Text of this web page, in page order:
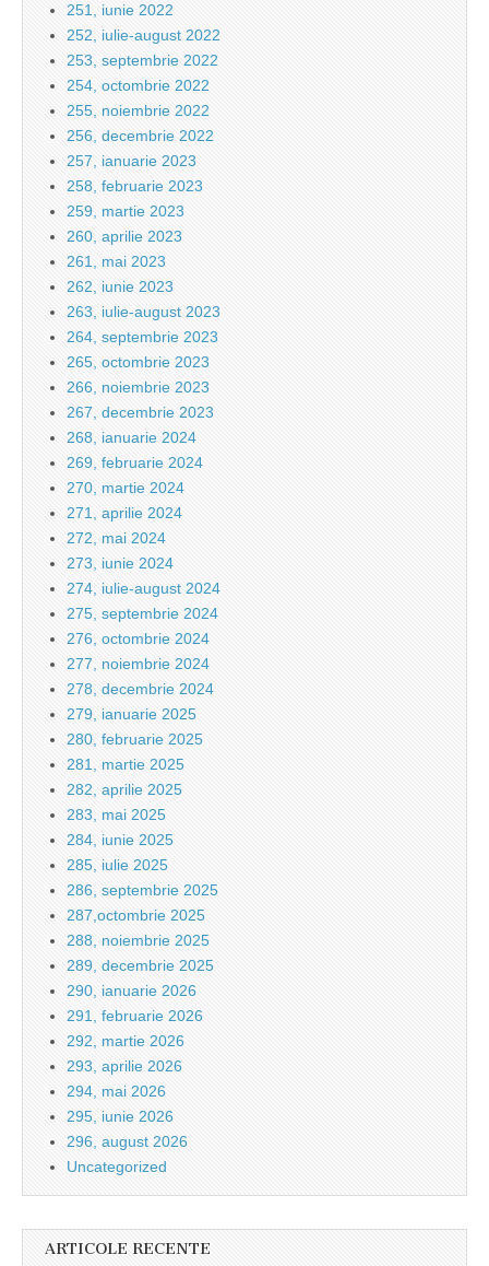
251, iunie 2022
252, iulie-august 2022
253, septembrie 2022
254, octombrie 2022
255, noiembrie 2022
256, decembrie 2022
257, ianuarie 2023
258, februarie 2023
259, martie 2023
260, aprilie 2023
261, mai 2023
262, iunie 2023
263, iulie-august 2023
264, septembrie 2023
265, octombrie 2023
266, noiembrie 2023
267, decembrie 2023
268, ianuarie 2024
269, februarie 2024
270, martie 2024
271, aprilie 2024
272, mai 2024
273, iunie 2024
274, iulie-august 2024
275, septembrie 2024
276, octombrie 2024
277, noiembrie 2024
278, decembrie 2024
279, ianuarie 2025
280, februarie 2025
281, martie 2025
282, aprilie 2025
283, mai 2025
284, iunie 2025
285, iulie 2025
286, septembrie 2025
287,octombrie 2025
288, noiembrie 2025
289, decembrie 2025
290, ianuarie 2026
291, februarie 2026
292, martie 2026
293, aprilie 2026
294, mai 2026
295, iunie 2026
296, august 2026
Uncategorized
ARTICOLE RECENTE